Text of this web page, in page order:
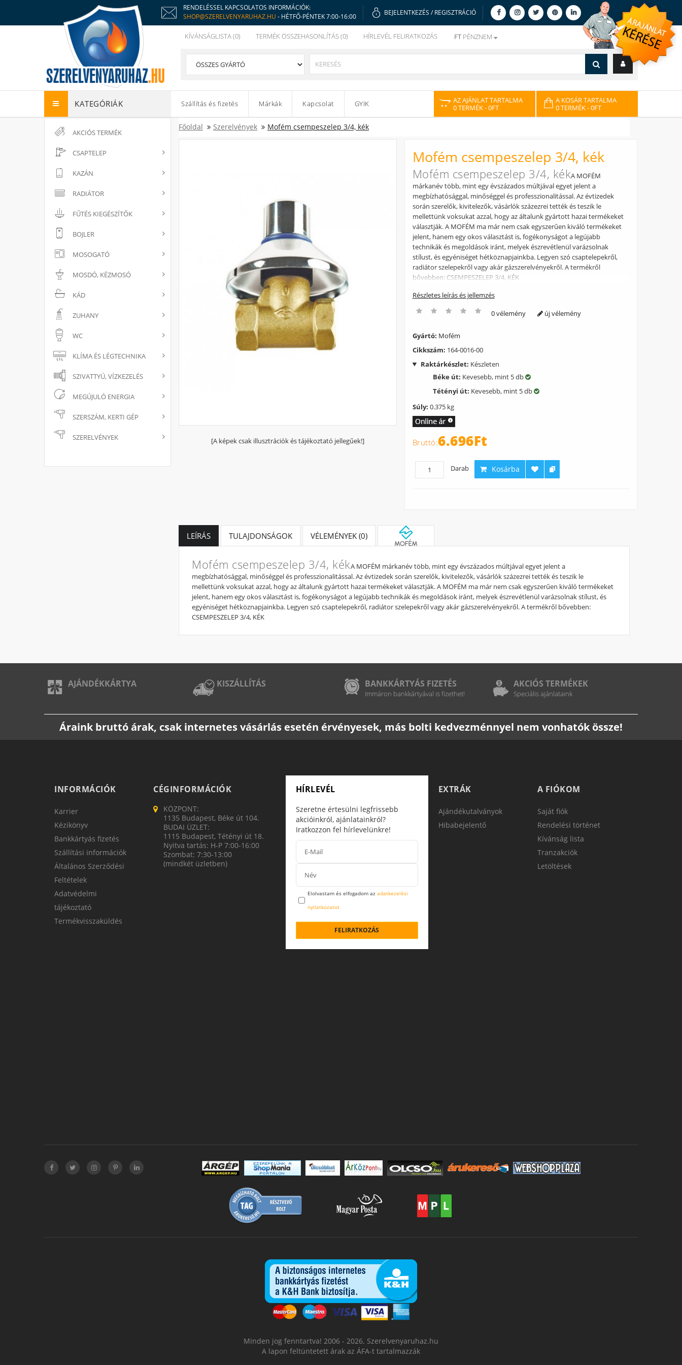
RENDELÉSSEL KAPCSOLATOS INFORMÁCIÓK:
SHOP@SZERELVENYARUHAZ.HU - HÉTFŐ-PÉNTEK 7:00-16:00
BEJELENTKEZÉS / REGISZTRÁCIÓ
KÍVÁNSÁGLISTA (0) TERMÉK ÖSSZEHASONLÍTÁS (0) HÍRLEVÉL FELIRATKOZÁS FT PÉNZNEM
KATEGÓRIÁK Szállítás és fizetés Márkák Kapcsolat GYIK
AZ AJÁNLAT TARTALMA
0 TERMÉK- 0FT
A KOSÁR TARTALMA
0 TERMÉK- 0FT
AKCIÓS TERMÉK
CSAPTELEP
KAZÁN
RADIÁTOR
FŰTÉS KIEGÉSZÍTŐK
BOJLER
MOSOGATÓ
MOSDÓ, KÉZMOSÓ
KÁD
ZUHANY
WC
KLÍMA ÉS LÉGTECHNIKA
SZIVATTYÚ, VÍZKEZELÉS
MEGÚJULÓ ENERGIA
SZERSZÁM, KERTI GÉP
SZERELVÉNYEK
Főoldal Szerelvények Mofém csempeszelep 3/4, kék
[A képek csak illusztrációk és tájékoztató jellegűek!]
Mofém csempeszelep 3/4, kék
Mofém csempeszelep 3/4, kékA MOFÉM
márkanév több, mint egy évszázados múltjával egyet jelent a
megbízhatósággal, minőséggel és professzionalitással. Az évtizedek
során szerelők, kivitelezők, vásárlók százezrei tették és teszik le
mellettünk voksukat azzal, hogy az általunk gyártott hazai termékeket
választják. A MOFÉM ma már nem csak egyszerűen kiváló termékeket
jelent, hanem egy okos választást is, fogékonyságot a legújabb
technikák és megoldások iránt, melyek észrevétlenül varázsolnak
stílust, és egyéniséget hétköznapjainkba. Legyen szó csaptelepekről,
radiátor szelepekről vagy akár gázszerelvényekről. A termékről
bővebben: CSEMPESZELEP 3/4, KÉK
Részletes leírás és jellemzés
0 vélemény új vélemény
Gyártó: Mofém
Cikkszám: 164-0016-00
Raktárkészlet: Készleten
Béke út: Kevesebb, mint 5 db
Tétényi út: Kevesebb, mint 5 db
Súly: 0.375 kg
6.696Ft
Darab Kosárba
LEÍRÁS TULAJDONSÁGOK VÉLEMÉNYEK (0)
Mofém csempeszelep 3/4, kékA MOFÉM márkanév több, mint egy évszázados múltjával egyet jelent a
megbízhatósággal, minőséggel és professzionalitással. Az évtizedek során szerelők, kivitelezők, vásárlók százezrei tették és teszik le
mellettünk voksukat azzal, hogy az általunk gyártott hazai termékeket választják. A MOFÉM ma már nem csak egyszerűen kiváló termékeket
jelent, hanem egy okos választást is, fogékonyságot a legújabb technikák és megoldások iránt, melyek észrevétlenül varázsolnak stílust, és
egyéniséget hétköznapjainkba. Legyen szó csaptelepekről, radiátor szelepekről vagy akár gázszerelvényekről. A termékről bővebben:
CSEMPESZELEP 3/4, KÉK
AJÁNDÉKKÁRTYA KISZÁLLÍTÁS BANKKÁRTYÁS FIZETÉS
Immáron bankkártyával is fizethet!
AKCIÓS TERMÉKEK
Speciális ajánlataink
Áraink bruttó árak, csak internetes vásárlás esetén érvényesek, más bolti kedvezménnyel nem vonhatók össze!
INFORMÁCIÓK
Karrier
Kézikönyv
Bankkártyás fizetés
Szállítási információk
Általános Szerződési
Feltételek
Adatvédelmi
tájékoztató
Termékvisszaküldés
CÉGINFORMÁCIÓK
KÖZPONT:
1135 Budapest, Béke út 104.
BUDAI ÜZLET:
1115 Budapest, Tétényi út 18.
Nyitva tartás: H-P 7:00-16:00
Szombat: 7:30-13:00
(mindkét üzletben)
HÍRLEVÉL
Szeretne értesülni legfrissebb
akcióinkról, ajánlatainkról?
Iratkozzon fel hírlevelünkre!
Elolvastam és elfogadom az adatkezelési
nyilatkozatot
FELIRATKOZÁS
EXTRÁK
Ajándékutalványok
Hibabejelentő
A FIÓKOM
Saját fiók
Rendelési történet
Kívánság lista
Tranzakciók
Letöltések
Minden jog fenntartva! 2006 - 2026. Szerelvenyaruhaz.hu
A lapon feltüntetett árak az ÁFA-t tartalmazzák